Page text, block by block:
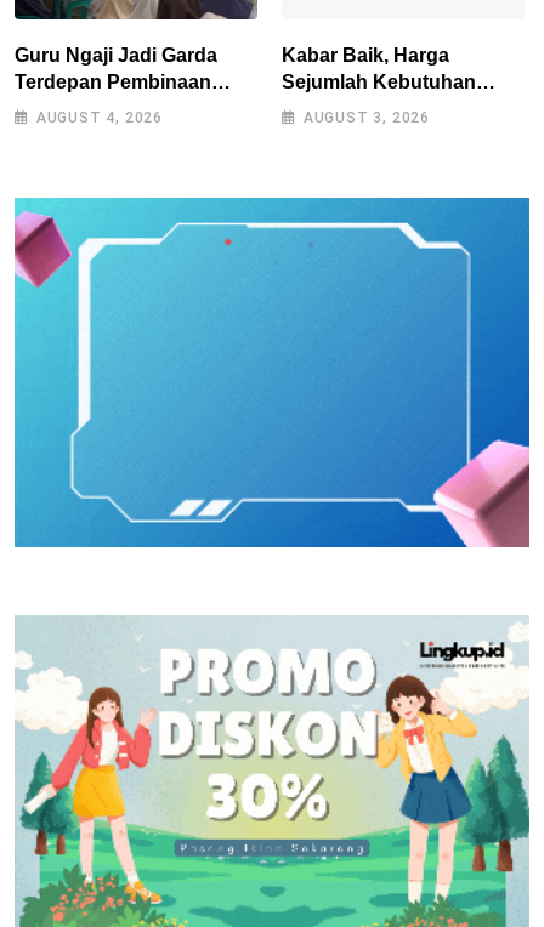
Guru Ngaji Jadi Garda
Terdepan Pembinaan
Umat, As-Syifa Perkuat
AUGUST 4, 2026
Kabar Baik, Harga
Sejumlah Kebutuhan
Pokok Turun, Jabar Alami
AUGUST 3, 2026